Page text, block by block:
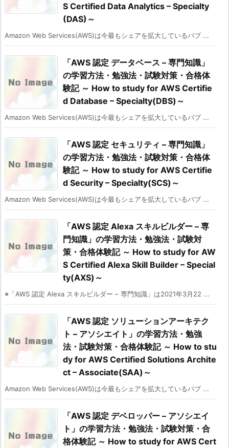
S Certified Data Analytics – Specialty
(DAS)～
Amazon Web Services(AWS)は今最もシェアを拡大しているパブ ...
「AWS 認定 データベース – 専門知識」
の学習方法・勉強法・試験対策・合格体
験記 ～ How to study for AWS Certifie
d Database – Specialty(DBS)～
Amazon Web Services(AWS)は今最もシェアを拡大しているパブ ...
「AWS 認定 セキュリティ – 専門知識」
の学習方法・勉強法・試験対策・合格体
験記 ～ How to study for AWS Certifie
d Security – Specialty(SCS)～
Amazon Web Services(AWS)は今最もシェアを拡大しているパブ ...
「AWS 認定 Alexa スキルビルダー – 専
門知識」の学習方法・勉強法・試験対
策・合格体験記 ～ How to study for AW
S Certified Alexa Skill Builder – Special
ty(AXS)～
※「AWS 認定 Alexa スキルビルダー – 専門知識」は2021年3月22 ...
「AWS 認定 ソリューションアーキテク
ト – アソシエイト」の学習方法・勉強
法・試験対策・合格体験記 ～ How to stu
dy for AWS Certified Solutions Archite
ct – Associate(SAA)～
Amazon Web Services(AWS)は今最もシェアを拡大しているパブ ...
「AWS 認定 デベロッパー – アソシエイ
ト」の学習方法・勉強法・試験対策・合
格体験記 ～ How to study for AWS Cert